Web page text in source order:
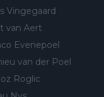
Vingegaard
van Aert
Evenepoel
van der Poel
Roglic